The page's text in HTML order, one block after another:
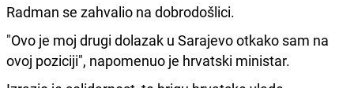
Radman se zahvalio na dobrodošlici.
"Ovo je moj drugi dolazak u Sarajevo otkako sam na
ovoj poziciji", napomenuo je hrvatski ministar.